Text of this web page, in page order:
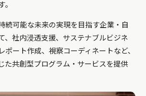
続可能な未来の実現を目指す企業・自
、社内浸透支援、サステナブルビジネ
ポート作成、視察コーディネートなど、
た共創型プログラム・サービスを提供